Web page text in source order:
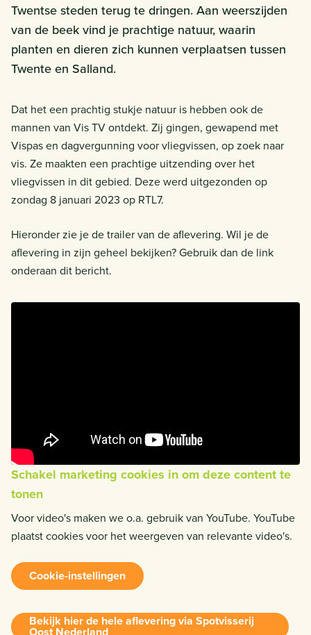
Twentse steden terug te dringen. Aan weerszijden
van de beek vind je prachtige natuur, waarin
planten en dieren zich kunnen verplaatsen tussen
Twente en Salland.
Dat het een prachtig stukje natuur is hebben ook de
mannen van Vis TV ontdekt. Zij gingen, gewapend met
Vispas en dagvergunning voor vliegvissen, op zoek naar
vis. Ze maakten een prachtige uitzending over het
vliegvissen in dit gebied. Deze werd uitgezonden op
zondag 8 januari 2023 op RTL7.
Hieronder zie je de trailer van de aflevering. Wil je de
aflevering in zijn geheel bekijken? Gebruik dan de link
onderaan dit bericht.
Schakel marketing cookies in om deze content te
tonen
Voor video's maken we o.a. gebruik van YouTube. YouTube
plaatst cookies voor het weergeven van relevante video's.
Cookie-instellingen
Bekijk hier de hele aflevering via Spotvisserij
Oost Nederland